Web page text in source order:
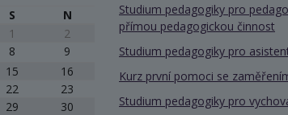
S
N
1
2
8
9
15
16
22
23
29
30
Studium pedagogiky pro
přímou pedagogickou činnost
Studium pedagogiky pro
Kurz první pomoci se
Studium pedagogiky pro